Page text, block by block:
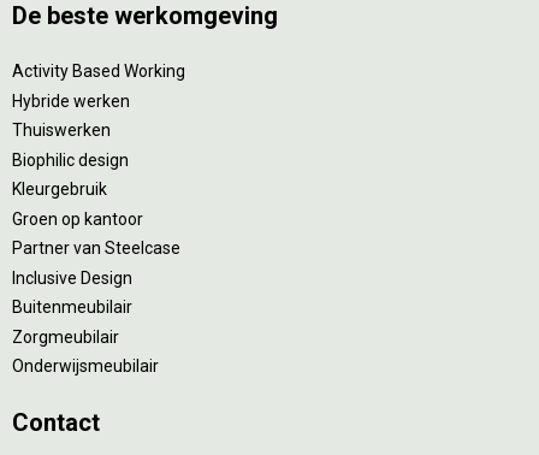
De beste werkomgeving
Activity Based Working
Hybride werken
Thuiswerken
Biophilic design
Kleurgebruik
Groen op kantoor
Partner van Steelcase
Inclusive Design
Buitenmeubilair
Zorgmeubilair
Onderwijsmeubilair
Contact